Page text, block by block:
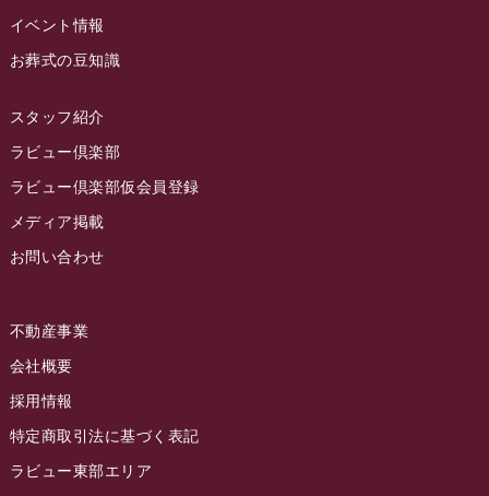
2023年1月
2022年12月
2022年9月
2022年8月
2022年7月
2022年5月
2022年4月
ラビュー藤枝本町
イベント情報
お葬式の豆知識
スタッフ紹介
ラビュー倶楽部
ラビュー倶楽部仮会員登録
メディア掲載
お問い合わせ
不動産事業
会社概要
採用情報
特定商取引法に基づく表記
ラビュー東部エリア